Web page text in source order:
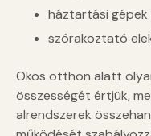
háztartási
szórakoztató
Okos otthon alatt
összességét értjük,
alrendszerek